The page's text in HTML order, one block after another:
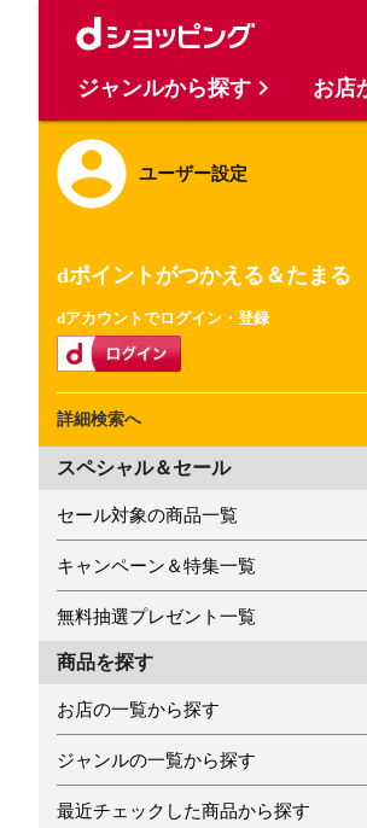
ユーザー設定
dポイントがつかえる＆たまる
dアカウントでログイン・登録
詳細検索へ
スペシャル＆セール
セール対象の商品一覧
キャンペーン＆特集一覧
無料抽選プレゼント一覧
商品を探す
お店の一覧から探す
ジャンルの一覧から探す
最近チェックした商品から探す
ジャンルから探す お店